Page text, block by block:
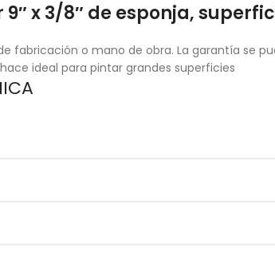
x 3/8″ de esponja,
fabricación o mano de obra. La garantía se
ideal para pintar grandes superficies